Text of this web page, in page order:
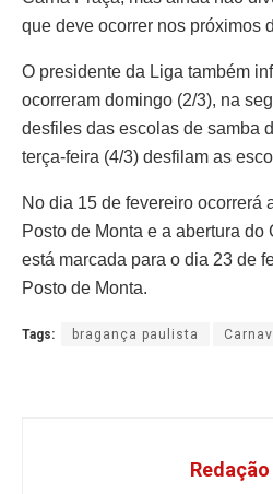
que deve ocorrer nos próximos
O presidente da Liga também
ocorreram domingo (2/3), na
desfiles das escolas de samba
terça-feira (4/3) desfilam as
No dia 15 de fevereiro ocorrerá
Posto de Monta e a abertura
está marcada para o dia 23 de
Posto de Monta.
Tags: bragança paulista
Redação